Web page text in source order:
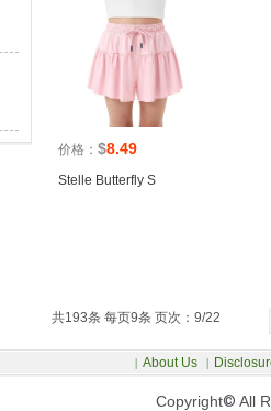
价格： $8.49
Stelle Butterfly S
共193条 每页9条 页次：9/22
Copyright© All
| About Us |